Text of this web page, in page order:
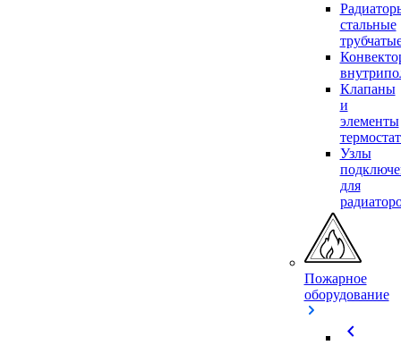
стальные
Клапаны
и
элементы
Узлы
для
Пожарное
оборудование
chevron_left